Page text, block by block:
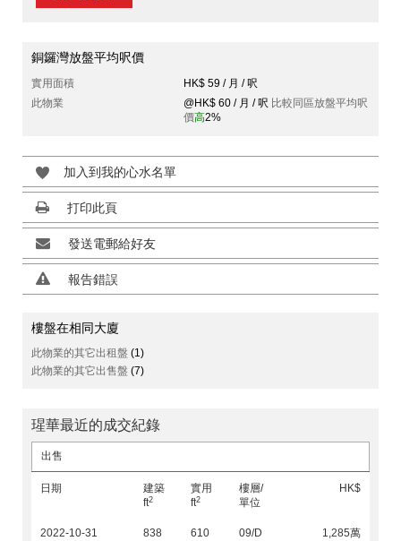
銅鑼灣放盤平均呎價
實用面積
HK$ 59 / 月 / 呎
此物業
@HK$ 60 / 月 / 呎 比較同區放盤平均呎
價高2%
加入到我的心水名單
打印此頁
發送電郵給好友
報告錯誤
樓盤在相同大廈
此物業的其它出租盤 (1)
此物業的其它出售盤 (7)
瑆華最近的成交紀錄
出售
日期
建築
ft2
實用
ft2
樓層/
單位
HK$
2022-10-31 838 610 09/D
1,285萬